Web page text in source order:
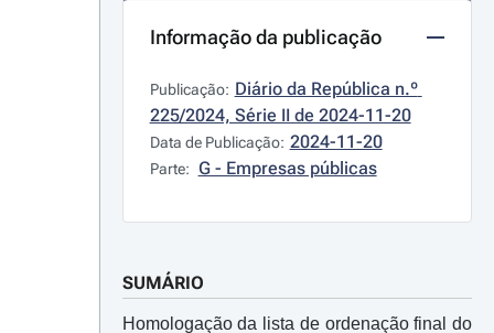
Informação da publicação
Publicação: Diário da República n.º
225/2024, Série II de 2024-11-20
Data de Publicação: 2024-11-20
Parte: G - Empresas públicas
SUMÁRIO
Homologação da lista de ordenação final do